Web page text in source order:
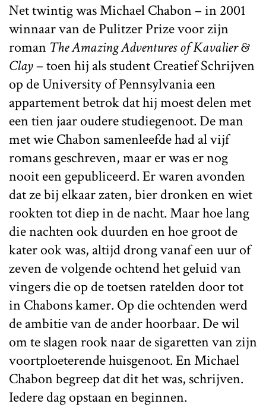
Net twintig was Michael Chabon – in 2001
winnaar van de Pulitzer Prize voor zijn
roman The Amazing Adventures of Kavalier &
Clay– toen hij als student Creatief Schrijven
op de University of Pennsylvania een
appartement betrok dat hij moest delen met
een tien jaar oudere studiegenoot. De man
met wie Chabon samenleefde had al vijf
romans geschreven, maar er was er nog
nooit een gepubliceerd. Er waren avonden
dat ze bij elkaar zaten, bier dronken en wiet
rookten tot diep in de nacht. Maar hoe lang
die nachten ook duurden en hoe groot de
kater ook was, altijd drong vanaf een uur of
zeven de volgende ochtend het geluid van
vingers die op de toetsen ratelden door tot
in Chabons kamer. Op die ochtenden werd
de ambitie van de ander hoorbaar. De wil
om te slagen rook naar de sigaretten van zijn
voortploeterende huisgenoot. En Michael
Chabon begreep dat dit het was, schrijven.
Iedere dag opstaan en beginnen.